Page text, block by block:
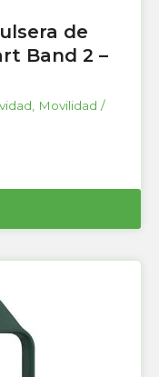
de
Band 2 –
Movilidad /